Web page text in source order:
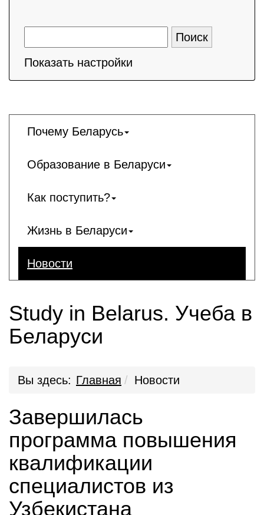
Показать настройки
Почему Беларусь
Образование в Беларуси
Как поступить?
Жизнь в Беларуси
Новости
Study in Belarus. Учеба в
Беларуси
Вы здесь: Главная Новости
Завершилась
программа повышения
квалификации
специалистов из
Узбекистана